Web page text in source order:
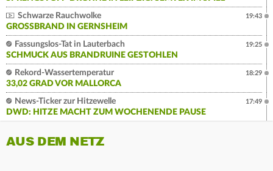
Schwarze Rauchwolke
GROSSBRAND IN GERNSHEIM
19:43
Fassungslos-Tat in Lauterbach
SCHMUCK AUS BRANDRUINE GESTOHLEN
19:25
Rekord-Wassertemperatur
33,02 GRAD VOR MALLORCA
18:29
News-Ticker zur Hitzewelle
DWD: HITZE MACHT ZUM WOCHENENDE PAUSE
17:49
AUS DEM NETZ